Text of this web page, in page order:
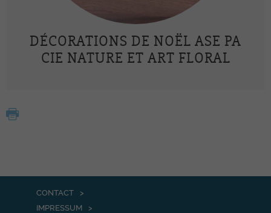
DÉCORATIONS DE NOËL ASE PA
CIE NATURE ET ART FLORAL
CONTACT
IMPRESSUM